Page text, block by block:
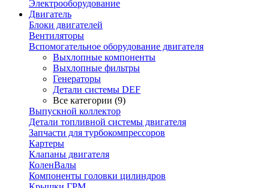
Электрооборудование
Двигатель
Блоки двигателей
Вентиляторы
Вспомогательное оборудование двигателя
Выхлопные компоненты
Выхлопные фильтры
Генераторы
Детали системы DEF
Все категории (9)
Выпускной коллектор
Детали топливной системы двигателя
Запчасти для турбокомпрессоров
Картеры
Клапаны двигателя
КоленВалы
Компоненты головки цилиндров